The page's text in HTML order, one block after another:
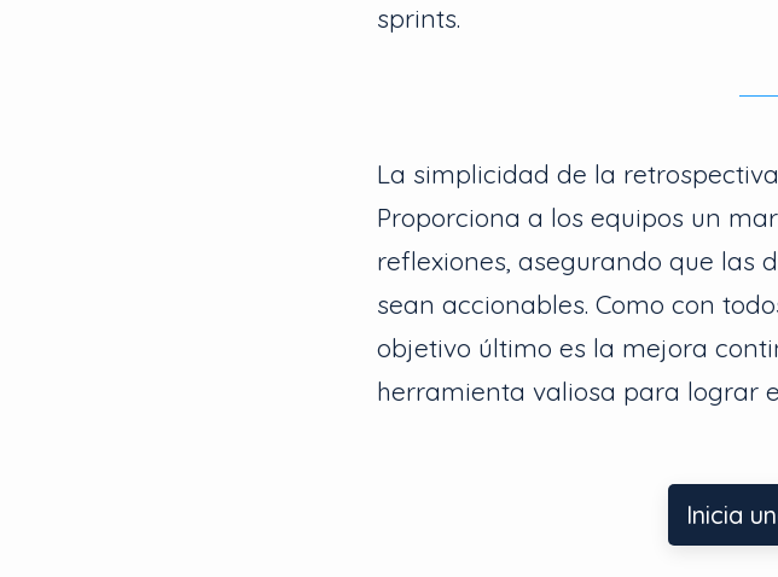
sprints.
La simplicidad de la
Proporciona a los equipos un
reflexiones, asegurando que las
sean accionables. Como con
objetivo último es la mejora
herramienta valiosa para lograr
Inicia